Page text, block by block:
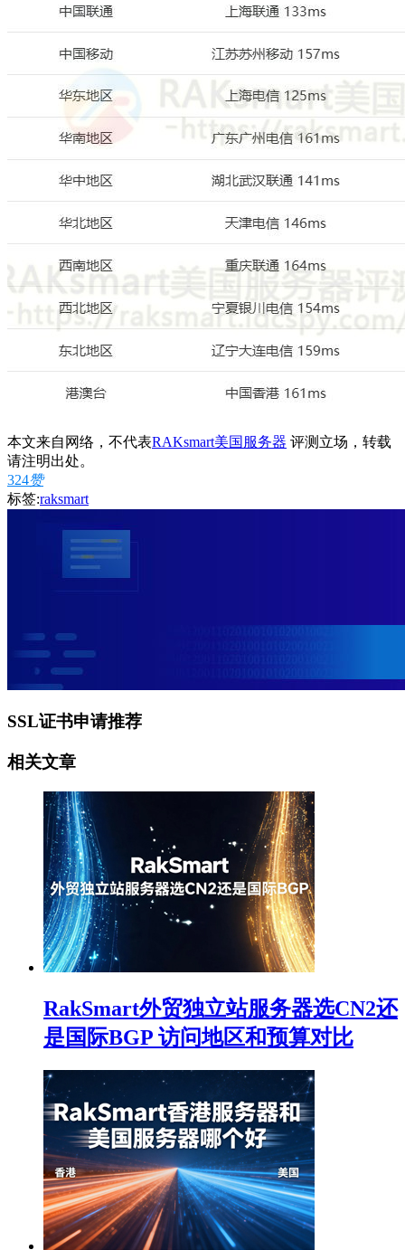
本文来自网络，不代表RAKsmart美国服务器 评测立场，转载
请注明出处。
324赞
标签:raksmart
SSL证书申请推荐
相关文章
RakSmart外贸独立站服务器选CN2还
是国际BGP 访问地区和预算对比